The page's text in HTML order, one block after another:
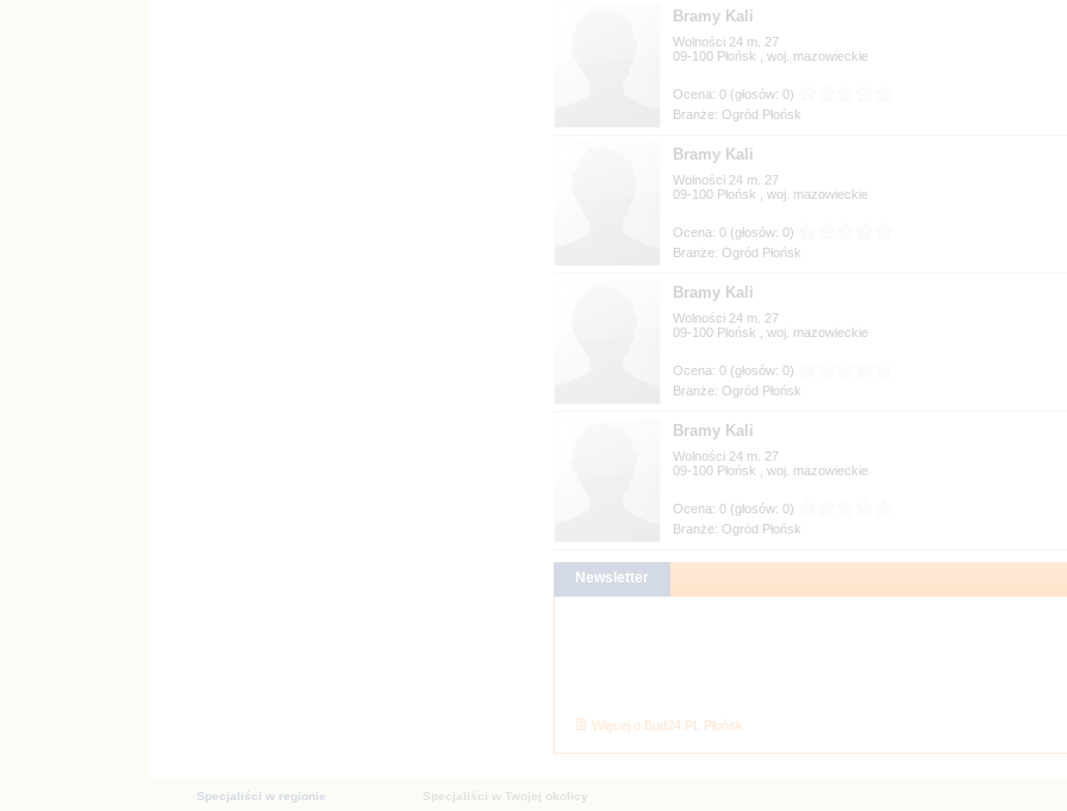
Bramy Kali
Wolności 24 m. 27
09-100
, woj.
Branże: Ogród Płońsk
Bramy Kali
Wolności 24 m. 27
09-100
, woj.
Branże: Ogród Płońsk
Bramy Kali
Wolności 24 m. 27
09-100
, woj.
Branże: Ogród Płońsk
Bramy Kali
Wolności 24 m. 27
09-100
, woj.
Branże: Ogród Płońsk
Więcej o Bud24.PL Płońsk